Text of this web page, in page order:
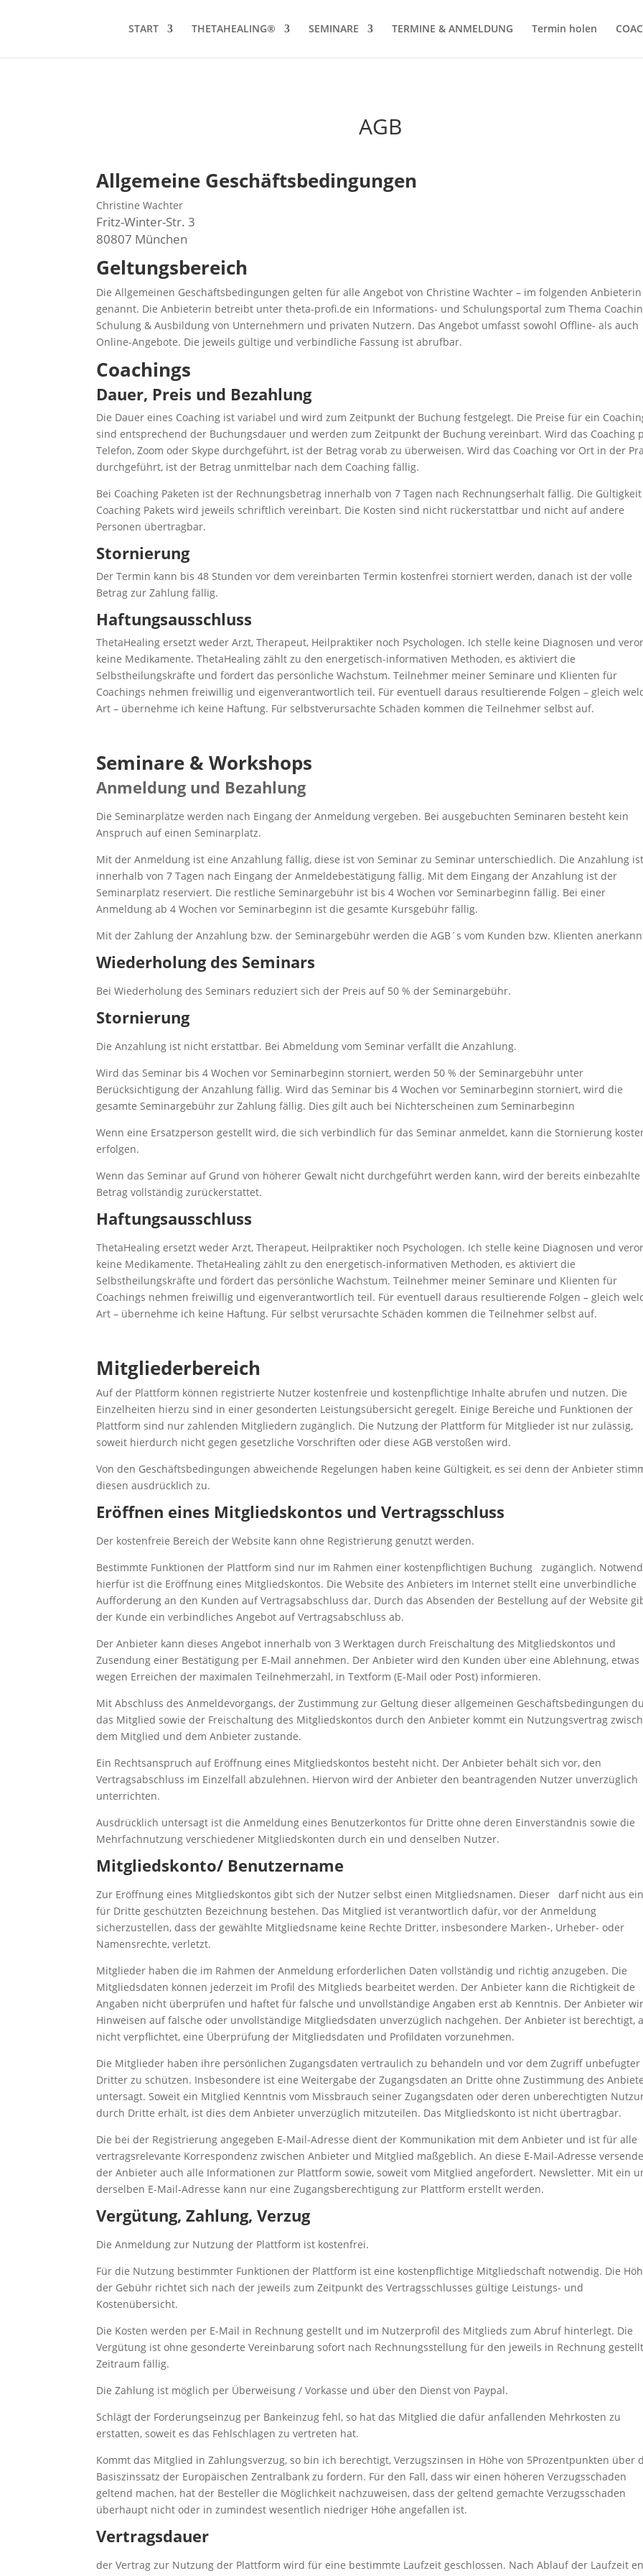
START THETAHEALING® SEMINARE TERMINE & ANMELDUNG Termin holen
AGB
Allgemeine Geschäftsbedingungen
Christine Wachter
Fritz-Winter-Str. 3
80807 München
Geltungsbereich
Die Allgemeinen Geschäftsbedingungen gelten für alle Angebot von Christine Wachter – im folgenden Anbieterin
genannt. Die Anbieterin betreibt unter theta-profi.de ein Informations- und Schulungsportal zum Thema
Schulung & Ausbildung von Unternehmern und privaten Nutzern. Das Angebot umfasst sowohl Offline- als auch
Online-Angebote. Die jeweils gültige und verbindliche Fassung ist abrufbar.
Coachings
Dauer, Preis und Bezahlung
Die Dauer eines Coaching ist variabel und wird zum Zeitpunkt der Buchung festgelegt. Die Preise für ein
sind entsprechend der Buchungsdauer und werden zum Zeitpunkt der Buchung vereinbart. Wird das Coaching
Telefon, Zoom oder Skype durchgeführt, ist der Betrag vorab zu überweisen. Wird das Coaching vor Ort in der
durchgeführt, ist der Betrag unmittelbar nach dem Coaching fällig.
Bei Coaching Paketen ist der Rechnungsbetrag innerhalb von 7 Tagen nach Rechnungserhalt fällig. Die
Coaching Pakets wird jeweils schriftlich vereinbart. Die Kosten sind nicht rückerstattbar und nicht auf andere
Personen übertragbar.
Stornierung
Der Termin kann bis 48 Stunden vor dem vereinbarten Termin kostenfrei storniert werden, danach ist der volle
Betrag zur Zahlung fällig.
Haftungsausschluss
ThetaHealing ersetzt weder Arzt, Therapeut, Heilpraktiker noch Psychologen. Ich stelle keine Diagnosen und
keine Medikamente. ThetaHealing zählt zu den energetisch-informativen Methoden, es aktiviert die
Selbstheilungskräfte und fördert das persönliche Wachstum. Teilnehmer meiner Seminare und Klienten für
Coachings nehmen freiwillig und eigenverantwortlich teil. Für eventuell daraus resultierende Folgen – gleich
Art – übernehme ich keine Haftung. Für selbstverursachte Schäden kommen die Teilnehmer selbst auf.
Seminare & Workshops
Anmeldung und Bezahlung
Die Seminarplätze werden nach Eingang der Anmeldung vergeben. Bei ausgebuchten Seminaren besteht kein
Anspruch auf einen Seminarplatz.
Mit der Anmeldung ist eine Anzahlung fällig, diese ist von Seminar zu Seminar unterschiedlich. Die Anzahlung ist
innerhalb von 7 Tagen nach Eingang der Anmeldebestätigung fällig. Mit dem Eingang der Anzahlung ist der
Seminarplatz reserviert. Die restliche Seminargebühr ist bis 4 Wochen vor Seminarbeginn fällig. Bei einer
Anmeldung ab 4 Wochen vor Seminarbeginn ist die gesamte Kursgebühr fällig.
Mit der Zahlung der Anzahlung bzw. der Seminargebühr werden die AGB´s vom Kunden bzw. Klienten
Wiederholung des Seminars
Bei Wiederholung des Seminars reduziert sich der Preis auf 50 % der Seminargebühr.
Stornierung
Die Anzahlung ist nicht erstattbar. Bei Abmeldung vom Seminar verfällt die Anzahlung.
Wird das Seminar bis 4 Wochen vor Seminarbeginn storniert, werden 50 % der Seminargebühr unter
Berücksichtigung der Anzahlung fällig. Wird das Seminar bis 4 Wochen vor Seminarbeginn storniert, wird die
gesamte Seminargebühr zur Zahlung fällig. Dies gilt auch bei Nichterscheinen zum Seminarbeginn
Wenn eine Ersatzperson gestellt wird, die sich verbindlich für das Seminar anmeldet, kann die Stornierung
erfolgen.
Wenn das Seminar auf Grund von höherer Gewalt nicht durchgeführt werden kann, wird der bereits einbezahlte
Betrag vollständig zurückerstattet.
Haftungsausschluss
ThetaHealing ersetzt weder Arzt, Therapeut, Heilpraktiker noch Psychologen. Ich stelle keine Diagnosen und
keine Medikamente. ThetaHealing zählt zu den energetisch-informativen Methoden, es aktiviert die
Selbstheilungskräfte und fördert das persönliche Wachstum. Teilnehmer meiner Seminare und Klienten für
Coachings nehmen freiwillig und eigenverantwortlich teil. Für eventuell daraus resultierende Folgen – gleich
Art – übernehme ich keine Haftung. Für selbst verursachte Schäden kommen die Teilnehmer selbst auf.
Mitgliederbereich
Auf der Plattform können registrierte Nutzer kostenfreie und kostenpflichtige Inhalte abrufen und nutzen. Die
Einzelheiten hierzu sind in einer gesonderten Leistungsübersicht geregelt. Einige Bereiche und Funktionen der
Plattform sind nur zahlenden Mitgliedern zugänglich. Die Nutzung der Plattform für Mitglieder ist nur zulässig,
soweit hierdurch nicht gegen gesetzliche Vorschriften oder diese AGB verstoßen wird.
Von den Geschäftsbedingungen abweichende Regelungen haben keine Gültigkeit, es sei denn der Anbieter
diesen ausdrücklich zu.
Eröffnen eines Mitgliedskontos und Vertragsschluss
Der kostenfreie Bereich der Website kann ohne Registrierung genutzt werden.
Bestimmte Funktionen der Plattform sind nur im Rahmen einer kostenpflichtigen Buchung zugänglich.
hierfür ist die Eröffnung eines Mitgliedskontos. Die Website des Anbieters im Internet stellt eine unverbindliche
Aufforderung an den Kunden auf Vertragsabschluss dar. Durch das Absenden der Bestellung auf der Website
der Kunde ein verbindliches Angebot auf Vertragsabschluss ab.
Der Anbieter kann dieses Angebot innerhalb von 3 Werktagen durch Freischaltung des Mitgliedskontos und
Zusendung einer Bestätigung per E-Mail annehmen. Der Anbieter wird den Kunden über eine Ablehnung, etwas
wegen Erreichen der maximalen Teilnehmerzahl, in Textform (E-Mail oder Post) informieren.
Mit Abschluss des Anmeldevorgangs, der Zustimmung zur Geltung dieser allgemeinen Geschäftsbedingungen
das Mitglied sowie der Freischaltung des Mitgliedskontos durch den Anbieter kommt ein Nutzungsvertrag
dem Mitglied und dem Anbieter zustande.
Ein Rechtsanspruch auf Eröffnung eines Mitgliedskontos besteht nicht. Der Anbieter behält sich vor, den
Vertragsabschluss im Einzelfall abzulehnen. Hiervon wird der Anbieter den beantragenden Nutzer unverzüglich
unterrichten.
Ausdrücklich untersagt ist die Anmeldung eines Benutzerkontos für Dritte ohne deren Einverständnis sowie die
Mehrfachnutzung verschiedener Mitgliedskonten durch ein und denselben Nutzer.
Mitgliedskonto/ Benutzername
Zur Eröffnung eines Mitgliedskontos gibt sich der Nutzer selbst einen Mitgliedsnamen. Dieser darf nicht aus
für Dritte geschützten Bezeichnung bestehen. Das Mitglied ist verantwortlich dafür, vor der Anmeldung
sicherzustellen, dass der gewählte Mitgliedsname keine Rechte Dritter, insbesondere Marken-, Urheber- oder
Namensrechte, verletzt.
Mitglieder haben die im Rahmen der Anmeldung erforderlichen Daten vollständig und richtig anzugeben. Die
Mitgliedsdaten können jederzeit im Profil des Mitglieds bearbeitet werden. Der Anbieter kann die Richtigkeit de
Angaben nicht überprüfen und haftet für falsche und unvollständige Angaben erst ab Kenntnis. Der Anbieter
Hinweisen auf falsche oder unvollständige Mitgliedsdaten unverzüglich nachgehen. Der Anbieter ist berechtigt,
nicht verpflichtet, eine Überprüfung der Mitgliedsdaten und Profildaten vorzunehmen.
Die Mitglieder haben ihre persönlichen Zugangsdaten vertraulich zu behandeln und vor dem Zugriff unbefugter
Dritter zu schützen. Insbesondere ist eine Weitergabe der Zugangsdaten an Dritte ohne Zustimmung des
untersagt. Soweit ein Mitglied Kenntnis vom Missbrauch seiner Zugangsdaten oder deren unberechtigten
durch Dritte erhält, ist dies dem Anbieter unverzüglich mitzuteilen. Das Mitgliedskonto ist nicht übertragbar.
Die bei der Registrierung angegeben E-Mail-Adresse dient der Kommunikation mit dem Anbieter und ist für alle
vertragsrelevante Korrespondenz zwischen Anbieter und Mitglied maßgeblich. An diese E-Mail-Adresse
der Anbieter auch alle Informationen zur Plattform sowie, soweit vom Mitglied angefordert. Newsletter. Mit ein
derselben E-Mail-Adresse kann nur eine Zugangsberechtigung zur Plattform erstellt werden.
Vergütung, Zahlung, Verzug
Die Anmeldung zur Nutzung der Plattform ist kostenfrei.
Für die Nutzung bestimmter Funktionen der Plattform ist eine kostenpflichtige Mitgliedschaft notwendig. Die
der Gebühr richtet sich nach der jeweils zum Zeitpunkt des Vertragsschlusses gültige Leistungs- und
Kostenübersicht.
Die Kosten werden per E-Mail in Rechnung gestellt und im Nutzerprofil des Mitglieds zum Abruf hinterlegt. Die
Vergütung ist ohne gesonderte Vereinbarung sofort nach Rechnungsstellung für den jeweils in Rechnung
Zeitraum fällig.
Die Zahlung ist möglich per Überweisung / Vorkasse und über den Dienst von Paypal.
Schlägt der Forderungseinzug per Bankeinzug fehl, so hat das Mitglied die dafür anfallenden Mehrkosten zu
erstatten, soweit es das Fehlschlagen zu vertreten hat.
Kommt das Mitglied in Zahlungsverzug, so bin ich berechtigt, Verzugszinsen in Höhe von 5Prozentpunkten über
Basiszinssatz der Europäischen Zentralbank zu fordern. Für den Fall, dass wir einen höheren Verzugsschaden
geltend machen, hat der Besteller die Möglichkeit nachzuweisen, dass der geltend gemachte Verzugsschaden
überhaupt nicht oder in zumindest wesentlich niedriger Höhe angefallen ist.
Vertragsdauer
der Vertrag zur Nutzung der Plattform wird für eine bestimmte Laufzeit geschlossen. Nach Ablauf der Laufzeit